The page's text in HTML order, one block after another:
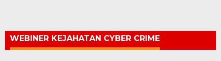
WEBINER KEJAHATAN CYBER CRIME